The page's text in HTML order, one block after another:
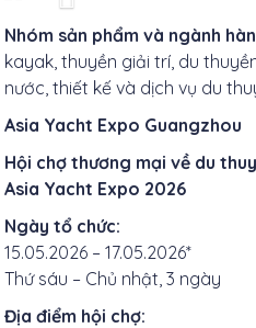
Nhóm sản phẩm và ngành
kayak, thuyền giải trí, du
nước, thiết kế và dịch vụ du
Asia Yacht Expo Guangzhou
Hội chợ thương mại về du
Asia Yacht Expo 2026
Ngày tổ chức:
15.05.2026 – 17.05.2026*
Thứ sáu – Chủ nhật, 3 ngày
Địa điểm hội chợ: